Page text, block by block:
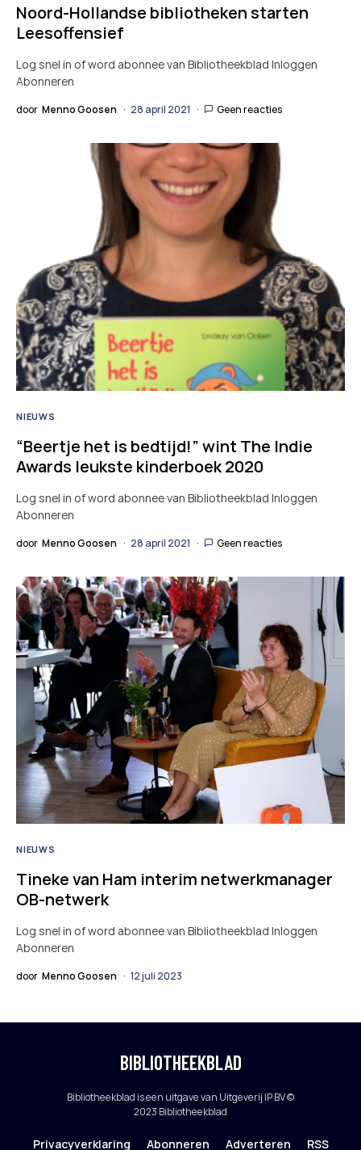
Noord-Hollandse bibliotheken starten
Leesoffensief
Log snel in of word abonnee van Bibliotheekblad Inloggen
Abonneren
door Menno Goosen 28 april 2021 Geen reacties
NIEUWS
“Beertje het is bedtijd!” wint The Indie
Awards leukste kinderboek 2020
Log snel in of word abonnee van Bibliotheekblad Inloggen
Abonneren
door Menno Goosen 28 april 2021 Geen reacties
NIEUWS
Tineke van Ham interim netwerkmanager
OB-netwerk
Log snel in of word abonnee van Bibliotheekblad Inloggen
Abonneren
door Menno Goosen 12 juli 2023
BIBLIOTHEEKBLAD
Bibliotheekblad is een uitgave van Uitgeverij IP BV ©
2023 Bibliotheekblad
Privacyverklaring Abonneren Adverteren RSS